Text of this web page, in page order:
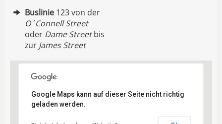
Buslinie 123 von der
O´Connell Street
oder Dame Streetbis
zur James Street
Google Maps kann auf dieser Seite nicht richtig
geladen werden.